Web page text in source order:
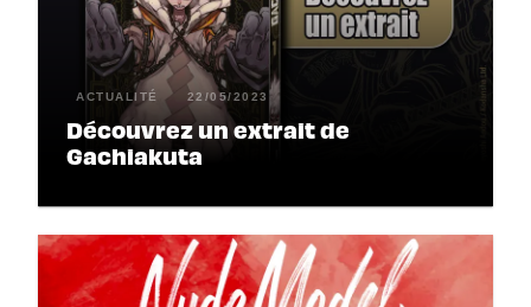
ACTUALITÉ 22/05/2023
Découvrez un extrait de
Gachiakuta